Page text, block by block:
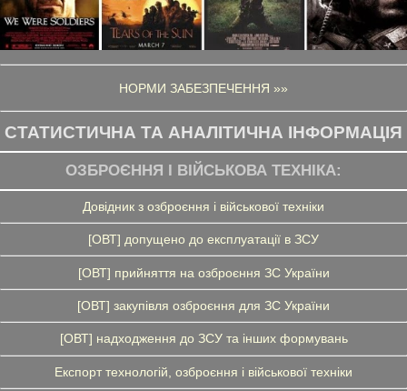
НОРМИ ЗАБЕЗПЕЧЕННЯ »»
СТАТИСТИЧНА ТА АНАЛІТИЧНА ІНФОРМАЦІЯ
ОЗБРОЄННЯ І ВІЙСЬКОВА ТЕХНІКА:
Довідник з озброєння і військової техніки
[ОВТ] допущено до експлуатації в ЗСУ
[ОВТ] прийняття на озброєння ЗС України
[ОВТ] закупівля озброєння для ЗС України
[ОВТ] надходження до ЗСУ та інших формувань
Експорт технологій, озброєння і військової техніки